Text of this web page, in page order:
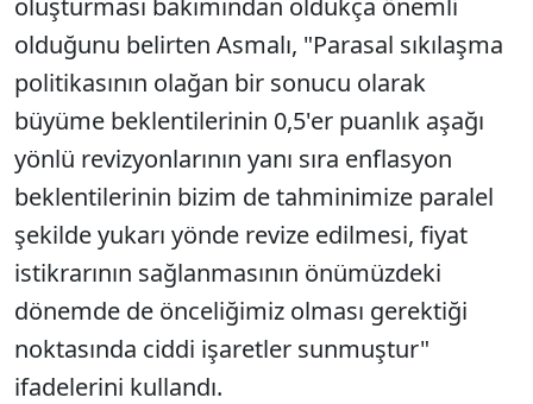
oluşturması bakımından oldukça önemli
olduğunu belirten Asmalı, "Parasal sıkılaşma
politikasının olağan bir sonucu olarak
büyüme beklentilerinin 0,5'er puanlık aşağı
yönlü revizyonlarının yanı sıra enflasyon
beklentilerinin bizim de tahminimize paralel
şekilde yukarı yönde revize edilmesi, fiyat
istikrarının sağlanmasının önümüzdeki
dönemde de önceliğimiz olması gerektiği
noktasında ciddi işaretler sunmuştur"
ifadelerini kullandı.